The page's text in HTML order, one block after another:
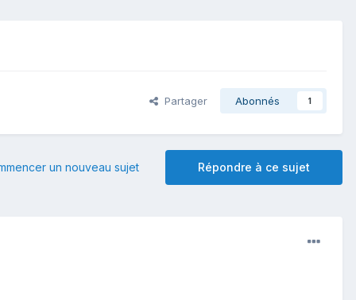
Partager Abonnés 1
Répondre à ce sujet
un nouveau sujet